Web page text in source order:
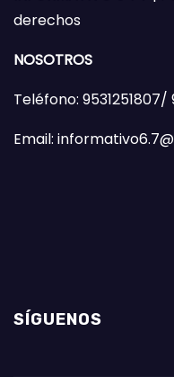
derechos
NOSOTROS
Teléfono:
Email:
SÍGUENOS